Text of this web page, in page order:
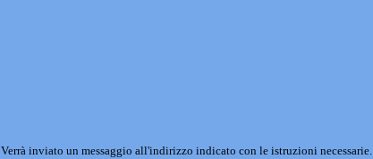
Verrà inviato un messaggio all'indirizzo indicato con le istruzioni necessarie.